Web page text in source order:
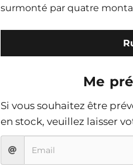
surmonté par quatre
Me
Si vous souhaitez être
en stock, veuillez laisser